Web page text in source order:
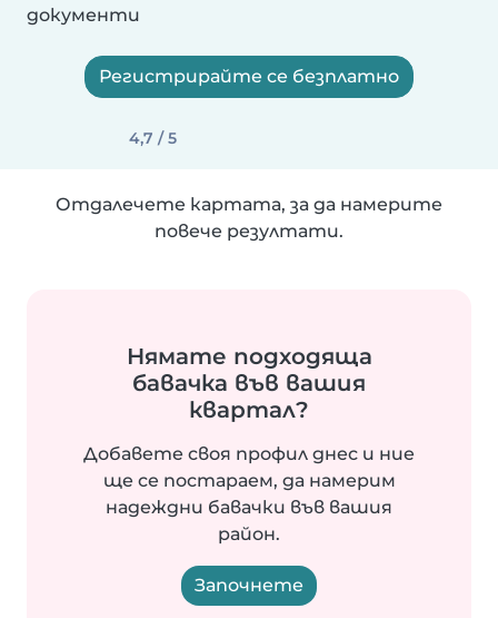
документи
Регистрирайте се безплатно
4,7 / 5
Отдалечете картата, за да намерите
повече резултати.
Нямате подходяща
бавачка във вашия
квартал?
Добавете своя профил днес и ние
ще се постараем, да намерим
надеждни бавачки във вашия
район.
Започнете